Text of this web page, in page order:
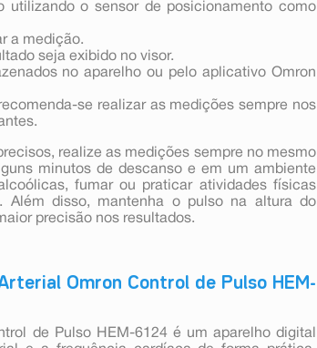
utilizando o sensor de posicionamento como
a medição.
seja exibido no visor.
no aparelho ou pelo aplicativo Omron
se realizar as medições sempre nos
realize as medições sempre no mesmo
minutos de descanso e em um ambiente
fumar ou praticar atividades físicas
disso, mantenha o pulso na altura do
precisão nos resultados.
Omron Control de Pulso HEM-
de Pulso HEM-6124 é um aparelho digital